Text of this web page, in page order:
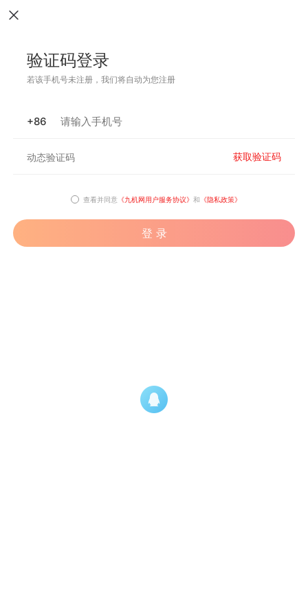
验证码登录
若该手机号未注册，我们将自动为您注册
+86
获取验证码
查看并同意 《九机网用户服务协议》 和 《隐私政策》
登 录